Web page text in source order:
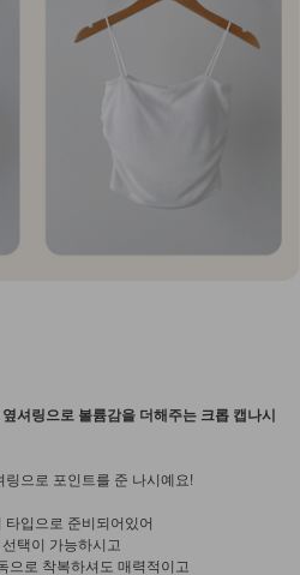
셔링으로 볼륨감을 더해주는 크롭 캡나시
으로 포인트를 준 나시예요!
타입으로 준비되어있어
택이 가능하시고
으로 착복하셔도 매력적이고